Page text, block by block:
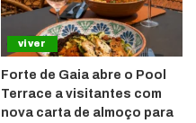
viver
Forte de Gaia abre o Pool
Terrace a visitantes com
nova carta de almoço para